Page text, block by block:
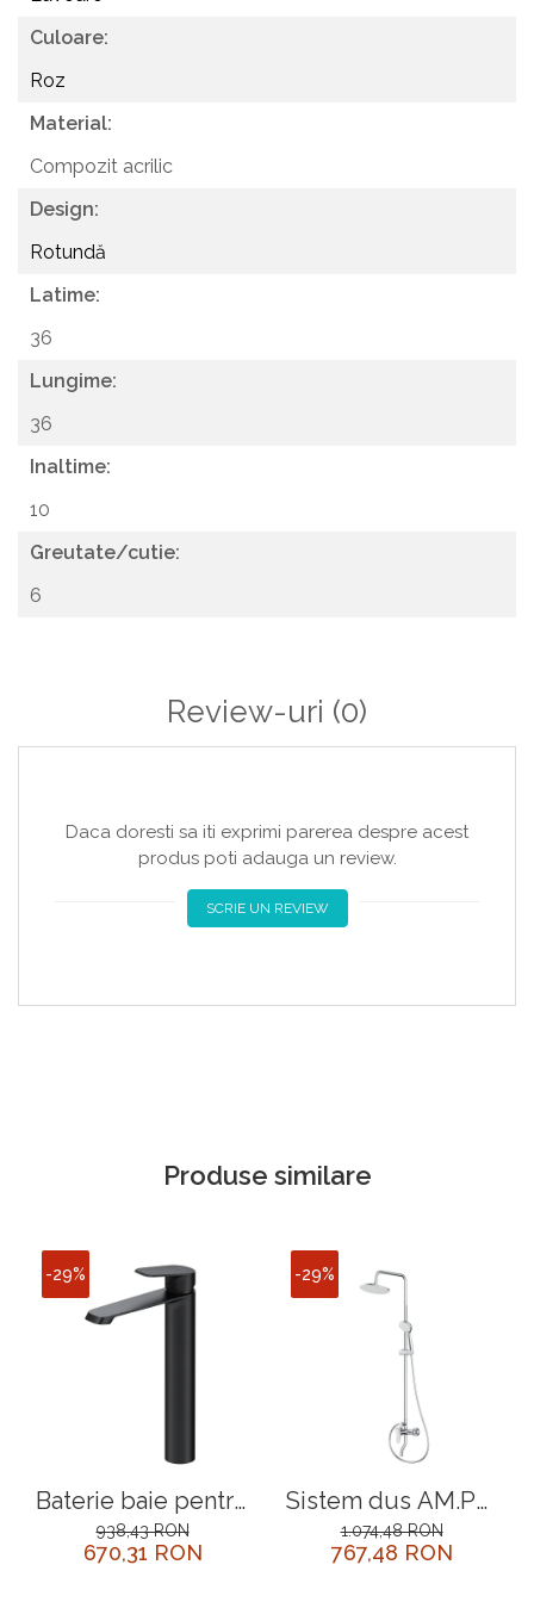
Culoare:
Roz
Material:
Compozit acrilic
Design:
Rotundă
Latime:
36
Lungime:
36
Inaltime:
10
Greutate/cutie:
6
Review-uri (0)
Daca doresti sa iti exprimi parerea despre acest
produs poti adauga un review.
SCRIE UN REVIEW
Produse similare
-29%
Baterie baie pentru
lavoar, AM.PM Func
F8F92022, inalta,
938,43 RON
670,31 RON
-29%
Sistem dus AM.PM
Play F0783900 ,
baterie mecanica,
1.074,48 RON
767,48 RON